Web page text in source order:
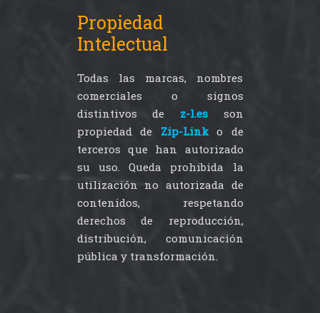
Propiedad
Intelectual
Todas las marcas, nombres
comerciales o signos
distintivos de z-l.esson
propiedad de Zip-Linko de
terceros que han autorizado
su uso. Queda prohibida la
utilización no autorizada de
contenidos, respetando
derechos de reproducción,
distribución, comunicación
pública y transformación.